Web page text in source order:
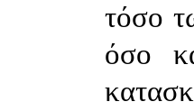
τόσο
όσο